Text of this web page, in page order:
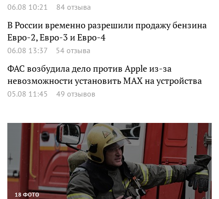
06.08 10:21 84 отзыва
В России временно разрешили продажу бензина
Евро-2, Евро-3 и Евро-4
06.08 13:37 54 отзыва
ФАС возбудила дело против Apple из-за
невозможности установить MAX на устройства
05.08 11:45 49 отзывов
18 ФОТО